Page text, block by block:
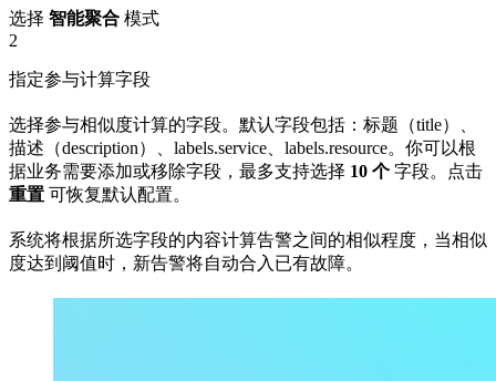
选择 智能聚合 模式
2
指定参与计算字段
选择参与相似度计算的字段。默认字段包括：标题（title）、
描述（description）、labels.service、labels.resource。你可以根
据业务需要添加或移除字段，最多支持选择 10 个 字段。点击
重置 可恢复默认配置。
系统将根据所选字段的内容计算告警之间的相似程度，当相似
度达到阈值时，新告警将自动合入已有故障。